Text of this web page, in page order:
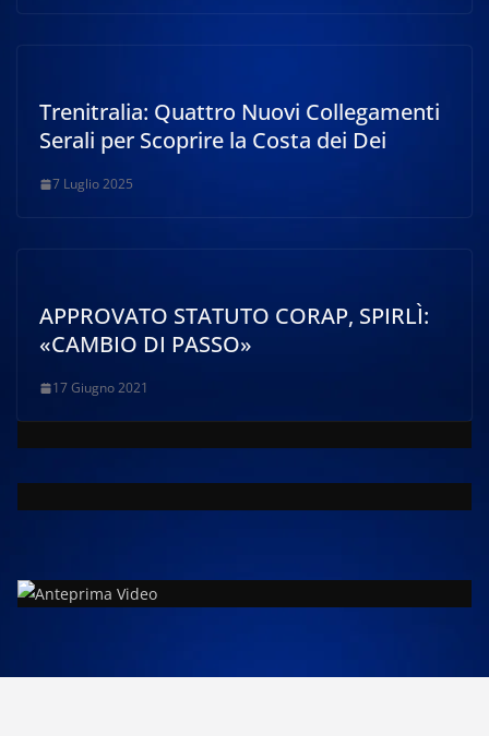
Trenitralia: Quattro Nuovi Collegamenti
Serali per Scoprire la Costa dei Dei
7 Luglio 2025
APPROVATO STATUTO CORAP, SPIRLÌ:
«CAMBIO DI PASSO»
17 Giugno 2021